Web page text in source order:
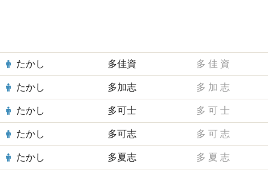
たかし 多佳資 多 佳 資
たかし 多加志 多 加 志
たかし 多可士 多 可 士
たかし 多可志 多 可 志
たかし 多夏志 多 夏 志